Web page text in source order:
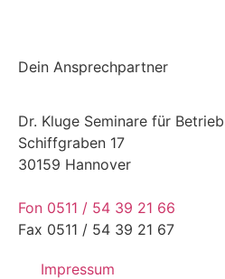
Dein Ansprechpartner
Dr. Kluge Seminare für
Schiffgraben 17
30159 Hannover
Fon 0511 / 54 39 21 66
Fax 0511 / 54 39 21 67
Impressum